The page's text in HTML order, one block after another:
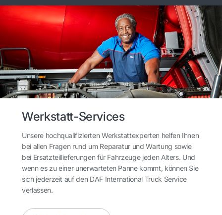
Werkstatt-Services
Unsere hochqualifizierten Werkstattexperten helfen Ihnen
bei allen Fragen rund um Reparatur und Wartung sowie
bei Ersatzteillieferungen für Fahrzeuge jeden Alters. Und
wenn es zu einer unerwarteten Panne kommt, können Sie
sich jederzeit auf den DAF International Truck Service
verlassen.